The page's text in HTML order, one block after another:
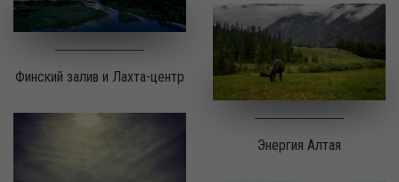
Финский залив и Лахта-центр
Энергия Алтая